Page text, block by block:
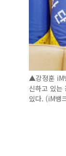
▲강정훈 iM
신하고 있는
있다. (iM뱅